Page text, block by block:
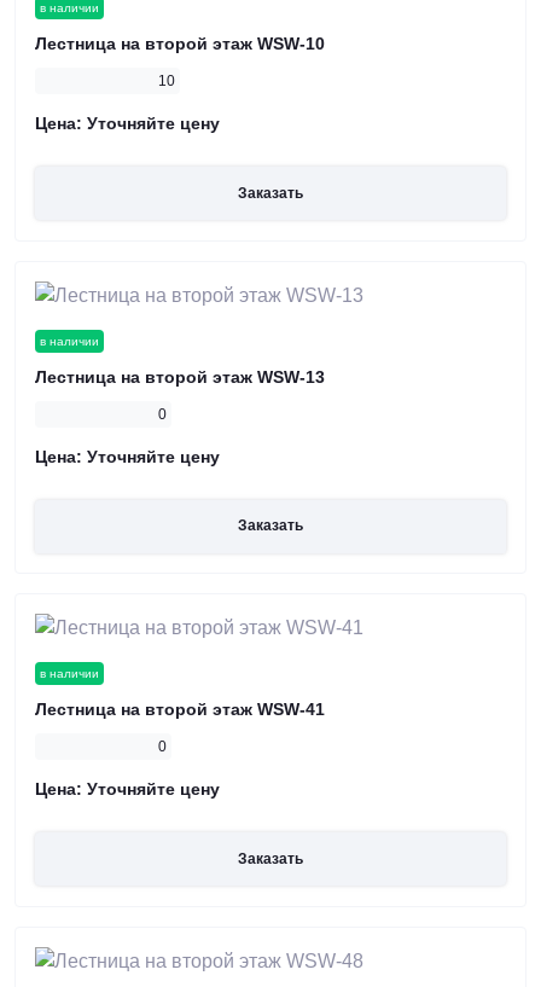
в наличии
Лестница на второй этаж WSW-10
10
Цена: Уточняйте цену
Заказать
в наличии
Лестница на второй этаж WSW-13
0
Цена: Уточняйте цену
Заказать
в наличии
Лестница на второй этаж WSW-41
0
Цена: Уточняйте цену
Заказать